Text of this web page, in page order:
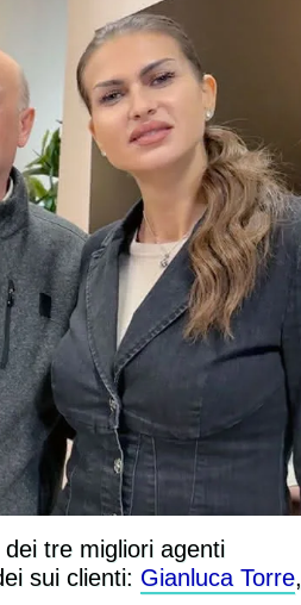
tre migliori agenti
sui clienti: Gianluca Torre,